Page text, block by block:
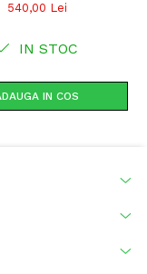
540,00 Lei
IN STOC
IN COS